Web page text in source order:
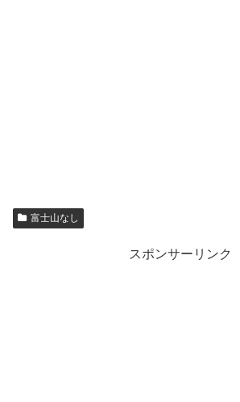
富士山なし
スポンサーリンク